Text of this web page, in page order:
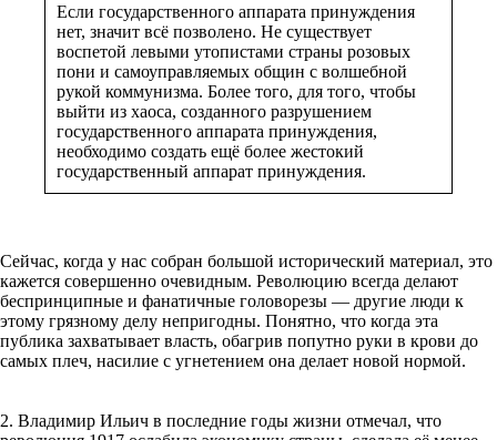
Если государственного аппарата принуждения
нет, значит всё позволено. Не существует
воспетой левыми утопистами страны розовых
пони и самоуправляемых общин с волшебной
рукой коммунизма. Более того, для того, чтобы
выйти из хаоса, созданного разрушением
государственного аппарата принуждения,
необходимо создать ещё более жестокий
государственный аппарат принуждения.
Сейчас, когда у нас собран большой исторический материал, это
кажется совершенно очевидным. Революцию всегда делают
беспринципные и фанатичные головорезы — другие люди к
этому грязному делу непригодны. Понятно, что когда эта
публика захватывает власть, обагрив попутно руки в крови до
самых плеч, насилие с угнетением она делает новой нормой.
2. Владимир Ильич в последние годы жизни отмечал, что